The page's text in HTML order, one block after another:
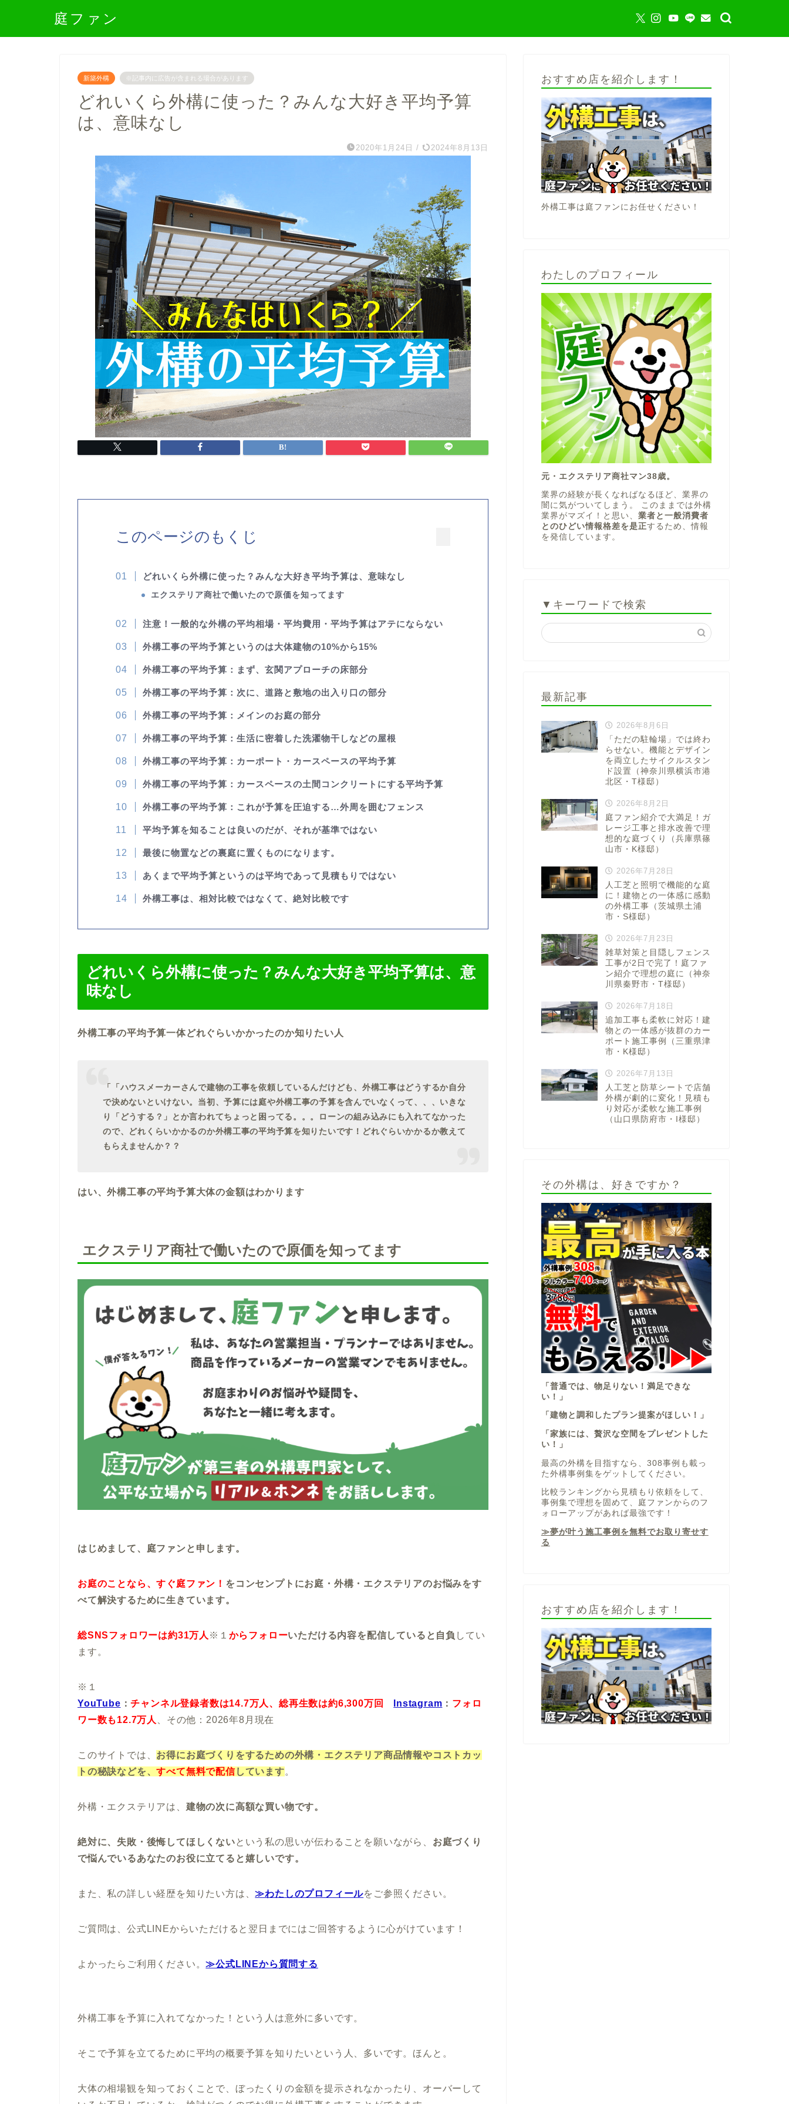
庭ファン
新築外構 ※記事内に広告が含まれる場合があります
どれいくら外構に使った？みんな大好き平均予算
は、意味なし
2020年1月24日 / 2024年8月13日
このページのもくじ
どれいくら外構に使った？みんな大好き平均予算は、意味なし
エクステリア商社で働いたので原価を知ってます
注意！一般的な外構の平均相場・平均費用・平均予算はアテにならない
外構工事の平均予算というのは大体建物の10%から15%
外構工事の平均予算：まず、玄関アプローチの床部分
外構工事の平均予算：次に、道路と敷地の出入り口の部分
外構工事の平均予算：メインのお庭の部分
外構工事の平均予算：生活に密着した洗濯物干しなどの屋根
外構工事の平均予算：カーポート・カースペースの平均予算
外構工事の平均予算：カースペースの土間コンクリートにする平均予算
外構工事の平均予算：これが予算を圧迫する…外周を囲むフェンス
平均予算を知ることは良いのだが、それが基準ではない
最後に物置などの裏庭に置くものになります。
あくまで平均予算というのは平均であって見積もりではない
外構工事は、相対比較ではなくて、絶対比較です
どれいくら外構に使った？みんな大好き平均予算は、意
味なし
外構工事の平均予算一体どれぐらいかかったのか知りたい人
「「ハウスメーカーさんで建物の工事を依頼しているんだけども、外構工事はどうするか自分
で決めないといけない。当初、予算には庭や外構工事の予算を含んでいなくって、、、いきな
り「どうする？」とか言われてちょっと困ってる。。。ローンの組み込みにも入れてなかった
ので、どれくらいかかるのか外構工事の平均予算を知りたいです！どれぐらいかかるか教えて
もらえませんか？？
はい、外構工事の平均予算大体の金額はわかります
エクステリア商社で働いたので原価を知ってます
はじめまして、庭ファンと申します。
お庭のことなら、すぐ庭ファン！ をコンセンプトにお庭・外構・エクステリアのお悩みをす
べて解決するために生きています。
総SNSフォロワーは約31万人 ※１ からフォローいただける内容を配信していると自負 してい
ます。
※１
YouTube ：チャンネル登録者数は14.7万人、総再生数は約6,300万回 Instagram ： フォロ
ワー数も12.7万人
、その他：2026年8月現在
このサイトでは、 お得にお庭づくりをするための外構・エクステリア商品情報やコストカッ
トの秘訣などを、すべて無料で配信しています。
外構・エクステリアは、 建物の次に高額な買い物です。
絶対に、失敗・後悔してほしくないという私の思いが伝わることを願いながら、 お庭づくり
で悩んでいるあなたのお役に立てると嬉しいです。
また、私の詳しい経歴を知りたい方は、≫わたしのプロフィールをご参照ください。
ご質問は、公式LINEからいただけると翌日までにはご回答するように心がけています！
よかったらご利用ください。≫公式LINEから質問する
外構工事を予算に入れてなかった！という人は意外に多いです。
そこで予算を立てるために平均の概要予算を知りたいという人、多いです。ほんと。
大体の相場観を知っておくことで、ぼったくりの金額を提示されなかったり、オーバーして
おすすめ店を紹介します！
外構工事は庭ファンにお任せください！
わたしのプロフィール
元・エクステリア商社マン38歳。
業界の経験が長くなればなるほど、業界の
闇に気がついてしまう。 このままでは外構
業界がマズイ！と思い、 業者と一般消費者
とのひどい情報格差を是正するため、情報
を発信しています。
▼キーワードで検索
最新記事
2026年8月6日
「ただの駐輪場」では終わ
らせない。機能とデザイン
を両立したサイクルスタン
ド設置（神奈川県横浜市港
北区・T様邸）
2026年8月2日
庭ファン紹介で大満足！ガ
レージ工事と排水改善で理
想的な庭づくり（兵庫県篠
山市・K様邸）
2026年7月28日
人工芝と照明で機能的な庭
に！建物との一体感に感動
の外構工事（茨城県土浦
市・S様邸）
2026年7月23日
雑草対策と目隠しフェンス
工事が2日で完了！庭ファ
ン紹介で理想の庭に（神奈
川県秦野市・T様邸）
2026年7月18日
追加工事も柔軟に対応！建
物との一体感が抜群のカー
ポート施工事例（三重県津
市・K様邸）
2026年7月13日
人工芝と防草シートで店舗
外構が劇的に変化！見積も
り対応が柔軟な施工事例
（山口県防府市・I様邸）
その外構は、好きですか？
「普通では、物足りない！満足できな
い！」
「建物と調和したプラン提案がほしい！」
「家族には、贅沢な空間をプレゼントした
い！」
最高の外構を目指すなら、308事例も載っ
た外構事例集をゲットしてください。
比較ランキングから見積もり依頼をして、
事例集で理想を固めて、庭ファンからのフ
ォローアップがあれば最強です！
≫夢が叶う施工事例を無料でお取り寄せす
る
おすすめ店を紹介します！